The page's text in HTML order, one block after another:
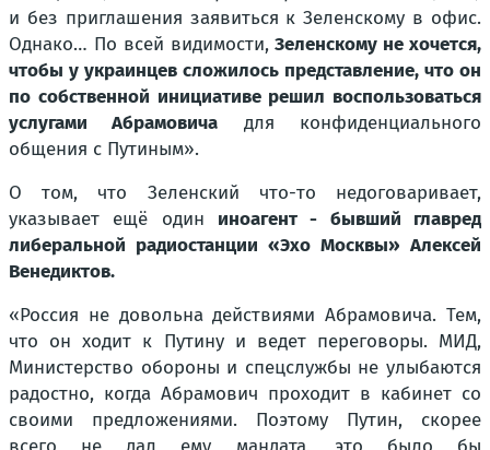
и без приглашения заявиться к Зеленскому в офис.
Однако… По всей видимости,Зеленскому не хочется,
чтобы у украинцев сложилось представление, что он
по собственной инициативе решил воспользоваться
услугами Абрамовича для конфиденциального
общения с Путиным».
О том, что Зеленский что-то недоговаривает,
указывает ещё один иноагент - бывший главред
либеральной радиостанции «Эхо Москвы» Алексей
Венедиктов.
«Россия не довольна действиями Абрамовича. Тем,
что он ходит к Путину и ведет переговоры. МИД,
Министерство обороны и спецслужбы не улыбаются
радостно, когда Абрамович проходит в кабинет со
своими предложениями. Поэтому Путин, скорее